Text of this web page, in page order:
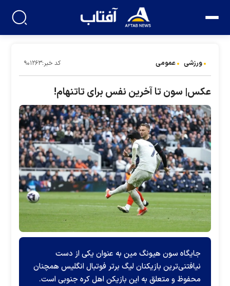
ورزشی عمومی کد خبر:۹۰۱۲۶۳
عکس| سون تا آخرین نفس برای تاتنهام!
جایگاه سون هیونگ مین به عنوان یکی از دست
نیافتنی‌ترین بازیکنان لیگ برتر فوتبال انگلیس همچنان
محفوظ و متعلق به این بازیکن اهل کره جنوبی است.